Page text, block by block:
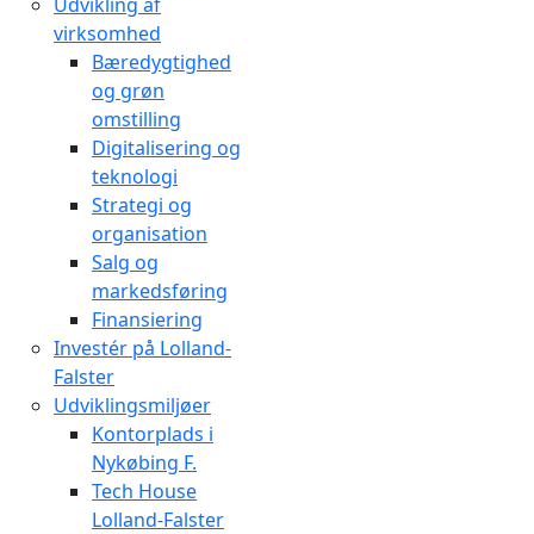
virksomhed
Bæredygtighed
og grøn
omstilling
Digitalisering og
teknologi
Strategi og
organisation
Salg og
markedsføring
Finansiering
Investér på Lolland-
Falster
Udviklingsmiljøer
Kontorplads i
Nykøbing F.
Tech House
Lolland-Falster